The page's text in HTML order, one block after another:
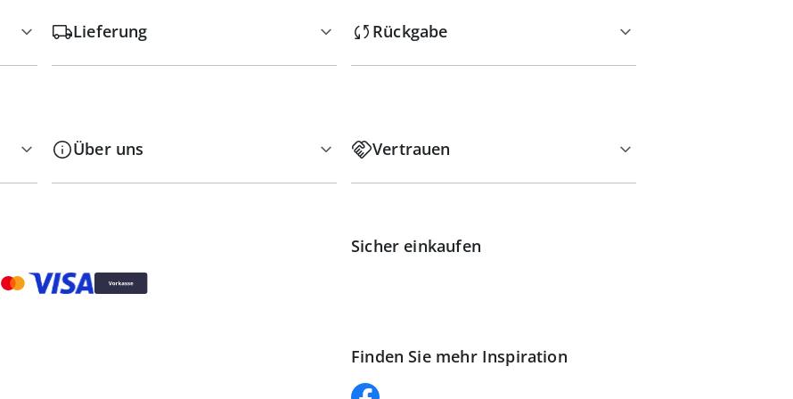
Lieferung Rückgabe
Über uns Vertrauen
Sicher einkaufen
Finden Sie mehr Inspiration